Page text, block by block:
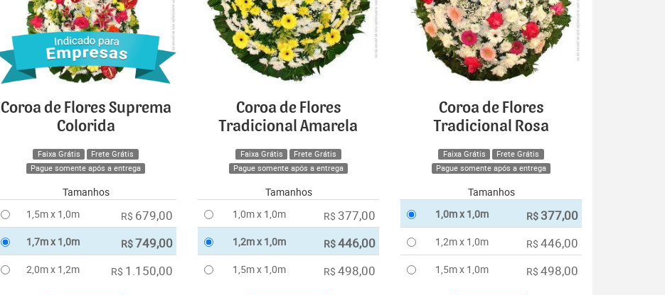
Coroa de Flores Suprema
Colorida
Faixa Grátis
Frete Grátis
Pague somente após a entrega
Tamanhos
1,5m x 1,0m
R$ 679,00
1,7m x 1,0m R$749,00
2,0m x 1,2m R$ 1.150,00
Coroa de Flores
Tradicional Amarela
Faixa Grátis
Frete Grátis
Pague somente após a entrega
Tamanhos
1,0m x 1,0m
R$ 377,00
1,2m x 1,0m R$446,00
1,5m x 1,0m R$ 498,00
Coroa de Flores
Tradicional Rosa
Faixa Grátis
Frete Grátis
Pague somente após a entrega
Tamanhos
1,0m x 1,0m
R$ 377,00
1,2m x 1,0m R$ 446,00
1,5m x 1,0m R$ 498,00